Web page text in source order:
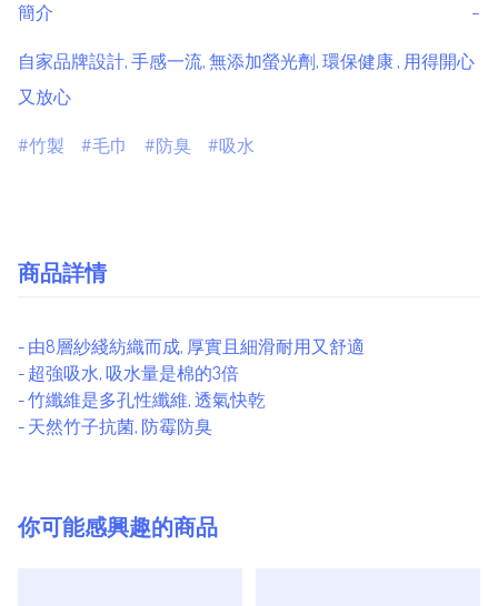
簡介 −
自家品牌設計, 手感一流, 無添加螢光劑, 環保健康 , 用得開心
又放心
竹製 毛巾 防臭 吸水
商品詳情
- 由8層紗綫紡織而成, 厚實且細滑耐用又舒適
- 超強吸水, 吸水量是棉的3倍
- 竹纖維是多孔性纖維, 透氣快乾
- 天然竹子抗菌, 防霉防臭
你可能感興趣的商品